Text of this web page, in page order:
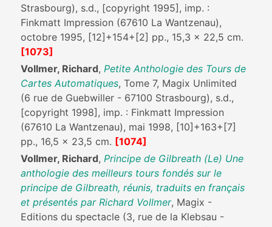
Strasbourg), s.d., [copyright 1995], imp. :
Finkmatt Impression (67610 La Wantzenau),
octobre 1995, [12]+154+[2] pp., 15,3 x 22,5 cm.
[1073]
Vollmer, Richard, Petite Anthologie des Tours de
Cartes Automatiques, Tome 7, Magix Unlimited
(6 rue de Guebwiller - 67100 Strasbourg), s.d.,
[copyright 1998], imp. : Finkmatt Impression
(67610 La Wantzenau), mai 1998, [10]+163+[7]
pp., 16,5 x 23,5 cm. [1074]
Vollmer, Richard, Principe de Gilbreath (Le) Une
anthologie des meilleurs tours fondés sur le
principe de Gilbreath, réunis, traduits en français
et présentés par Richard Vollmer, Magix -
Editions du spectacle (3, rue de la Klebsau -